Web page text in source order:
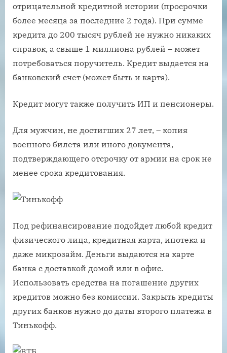
отрицательной кредитной истории (просрочки
более месяца за последние 2 года). При сумме
кредита до 200 тысяч рублей не нужно никаких
справок, а свыше 1 миллиона рублей – может
потребоваться поручитель. Кредит выдается на
банковский счет (может быть и карта).
Кредит могут также получить ИП и пенсионеры.
Для мужчин, не достигших 27 лет, – копия
военного билета или иного документа,
подтверждающего отсрочку от армии на срок не
менее срока кредитования.
Под рефинансирование подойдет любой кредит
физического лица, кредитная карта, ипотека и
даже микрозайм. Деньги выдаются на карте
банка с доставкой домой или в офис.
Использовать средства на погашение других
кредитов можно без комиссии. Закрыть кредиты
других банков нужно до даты второго платежа в
Тинькофф.